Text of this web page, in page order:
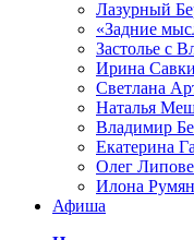
Лазурный
«Задние
Застолье с
Ирина
Светлана
Наталья
Владимир
Екатерина
Олег
Илона
Афиша